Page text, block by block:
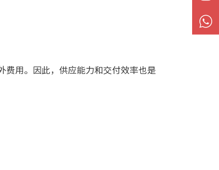
用。因此，供应能力和交付效率也是
